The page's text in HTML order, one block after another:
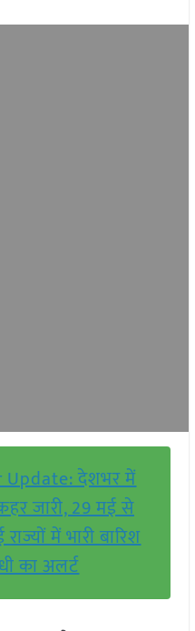
Update: देशभर में
जारी, 29 मई से
में भारी बारिश
का अलर्ट